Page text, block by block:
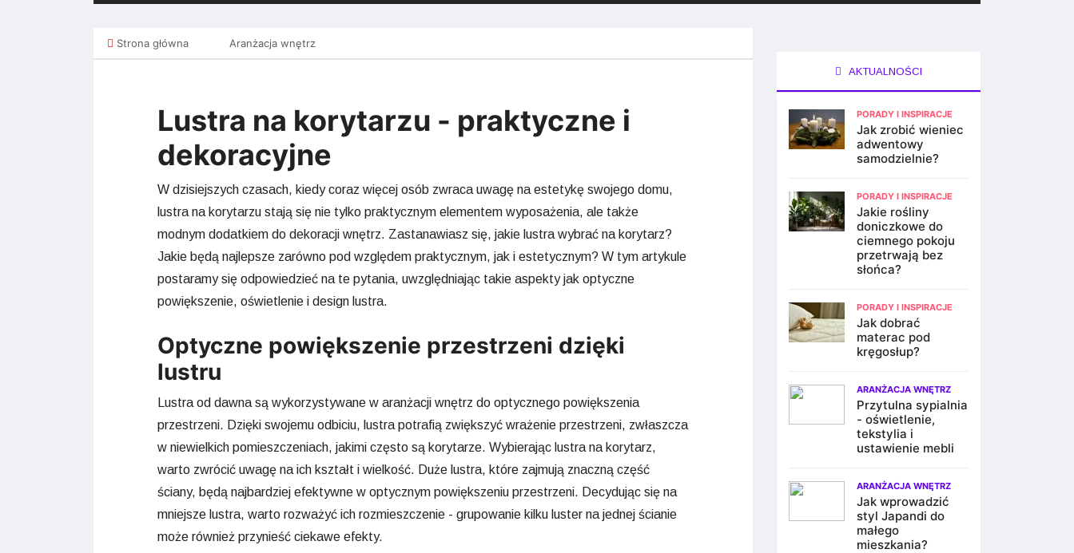
Strona główna Aranżacja wnętrz
Lustra na korytarzu - praktyczne i
dekoracyjne
W dzisiejszych czasach, kiedy coraz więcej osób zwraca uwagę na estetykę swojego domu,
lustra na korytarzu stają się nie tylko praktycznym elementem wyposażenia, ale także
modnym dodatkiem do dekoracji wnętrz. Zastanawiasz się, jakie lustra wybrać na korytarz?
Jakie będą najlepsze zarówno pod względem praktycznym, jak i estetycznym? W tym artykule
postaramy się odpowiedzieć na te pytania, uwzględniając takie aspekty jak optyczne
powiększenie, oświetlenie i design lustra.
Optyczne powiększenie przestrzeni dzięki
lustru
Lustra od dawna są wykorzystywane w aranżacji wnętrz do optycznego powiększenia
przestrzeni. Dzięki swojemu odbiciu, lustra potrafią zwiększyć wrażenie przestrzeni, zwłaszcza
w niewielkich pomieszczeniach, jakimi często są korytarze. Wybierając lustra na korytarz,
warto zwrócić uwagę na ich kształt i wielkość. Duże lustra, które zajmują znaczną część
ściany, będą najbardziej efektywne w optycznym powiększeniu przestrzeni. Decydując się na
mniejsze lustra, warto rozważyć ich rozmieszczenie - grupowanie kilku luster na jednej ścianie
może również przynieść ciekawe efekty.
AKTUALNOŚCI
PORADY I INSPIRACJE
Jak zrobić wieniec
adwentowy
samodzielnie?
PORADY I INSPIRACJE
Jakie rośliny
doniczkowe do
ciemnego pokoju
przetrwają bez
słońca?
PORADY I INSPIRACJE
Jak dobrać
materac pod
kręgosłup?
ARANŻACJA WNĘTRZ
Przytulna sypialnia
- oświetlenie,
tekstylia i
ustawienie mebli
ARANŻACJA WNĘTRZ
Jak wprowadzić
styl Japandi do
małego
mieszkania?